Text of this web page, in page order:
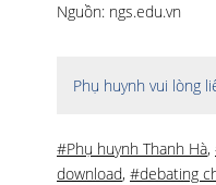
Nguồn: ngs.edu.vn
Phụ huynh vui lòng
#Phụ huynh Thanh Hà,
download, #debating